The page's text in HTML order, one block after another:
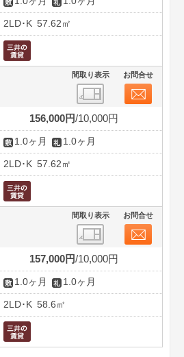
2LD･K 57.62㎡
間取り表示 お問合せ
156,000円 10,000円
1.0ヶ月 1.0ヶ月
2LD･K 57.62㎡
間取り表示 お問合せ
157,000円 10,000円
1.0ヶ月 1.0ヶ月
2LD･K 58.6㎡